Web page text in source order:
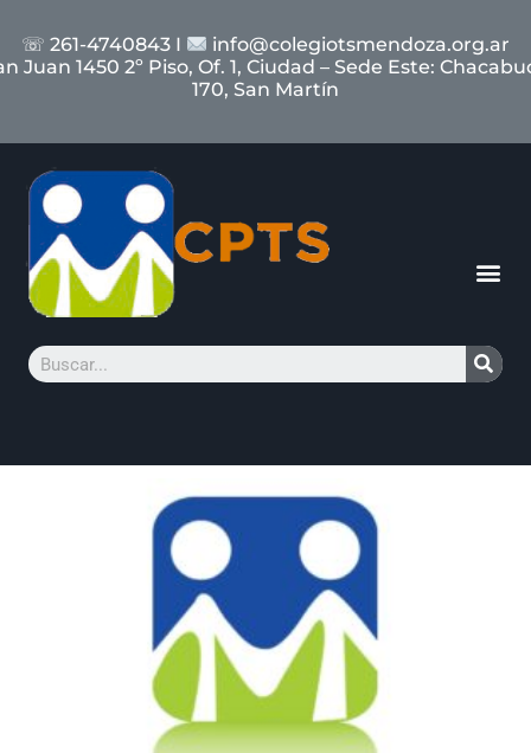
☏ 261-4740843 I
info@colegiotsmendoza.org.ar
Juan 1450 2º Piso, Of. 1, Ciudad – Sede Este:
170, San Martín